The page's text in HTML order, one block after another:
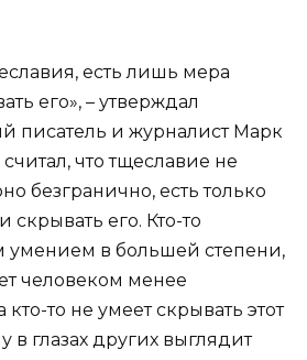
есть лишь мера
его», – утверждал
писатель и журналист Марк
что тщеславие не
безгранично, есть только
его. Кто-то
умением в большей степени,
человеком менее
то не умеет скрывать этот
в глазах других выглядит